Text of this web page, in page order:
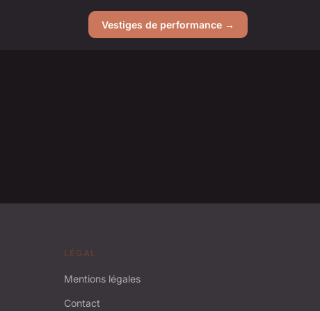
Vestiges de performance →
LÉGAL
Mentions légales
Contact